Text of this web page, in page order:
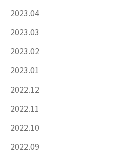
2023.04
2023.03
2023.02
2023.01
2022.12
2022.11
2022.10
2022.09